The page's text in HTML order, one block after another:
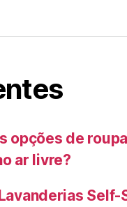
opções de
ar livre?
Self-